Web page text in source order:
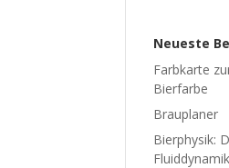
Neueste
Farbkarte
Bierfarbe
Brauplaner
Bierphysik: